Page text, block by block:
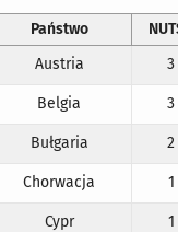
Państwo
Austria
3
Belgia 3
Bułgaria 2
Chorwacja 1
Cypr 1